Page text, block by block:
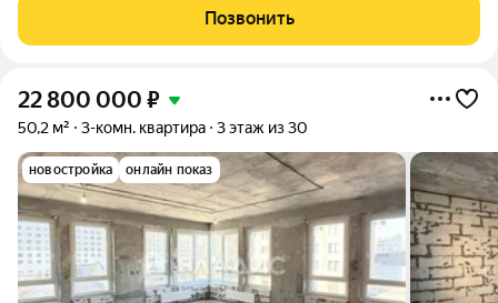
трёхкомнатную квартиру площадью 87 кв. м в ЖК «Тринити» в
районе Западное Дегунино! Квартира
Позвонить
22 800 000 ₽
50,2 м² 3-комн. квартира 3 этаж из 30
новостройка онлайн показ